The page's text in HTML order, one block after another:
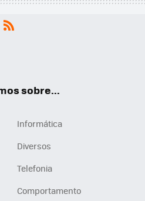
sobre...
Informática
Diversos
Telefonia
Comportamento